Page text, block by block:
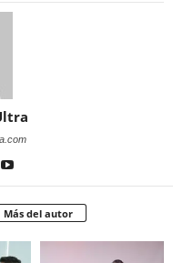
Más del autor